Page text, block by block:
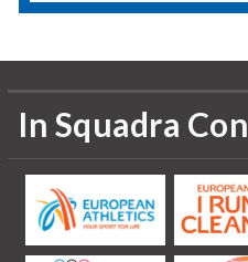
In Squadra Con